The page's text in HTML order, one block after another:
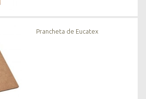
Prancheta de Eucatex